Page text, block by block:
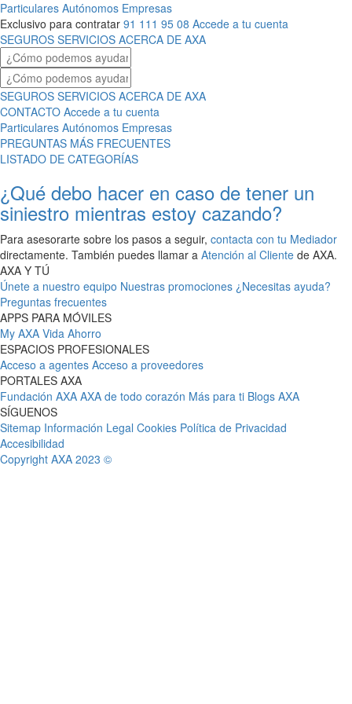
Particulares Autónomos Empresas
Exclusivo para contratar 91 111 95 08 Accede a tu cuenta
SEGUROS SERVICIOS ACERCA DE AXA
SEGUROS SERVICIOS ACERCA DE AXA
CONTACTO Accede a tu cuenta
Particulares Autónomos Empresas
PREGUNTAS MÁS FRECUENTES
LISTADO DE CATEGORÍAS
¿Qué debo hacer en caso de tener un
siniestro mientras estoy cazando?
Para asesorarte sobre los pasos a seguir, contacta con tu Mediador
directamente. También puedes llamar a Atención al Cliente de AXA.
AXA Y TÚ
Únete a nuestro equipo Nuestras promociones ¿Necesitas ayuda?
Preguntas frecuentes
APPS PARA MÓVILES
My AXA Vida Ahorro
ESPACIOS PROFESIONALES
Acceso a agentes Acceso a proveedores
PORTALES AXA
Fundación AXA AXA de todo corazón Más para ti Blogs AXA
SÍGUENOS
Sitemap Información Legal Cookies Política de Privacidad
Accesibilidad
Copyright AXA 2023 ©